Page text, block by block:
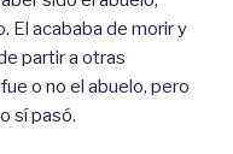
El acababa de morir y
partir a otras
o no el abuelo, pero
sí pasó.